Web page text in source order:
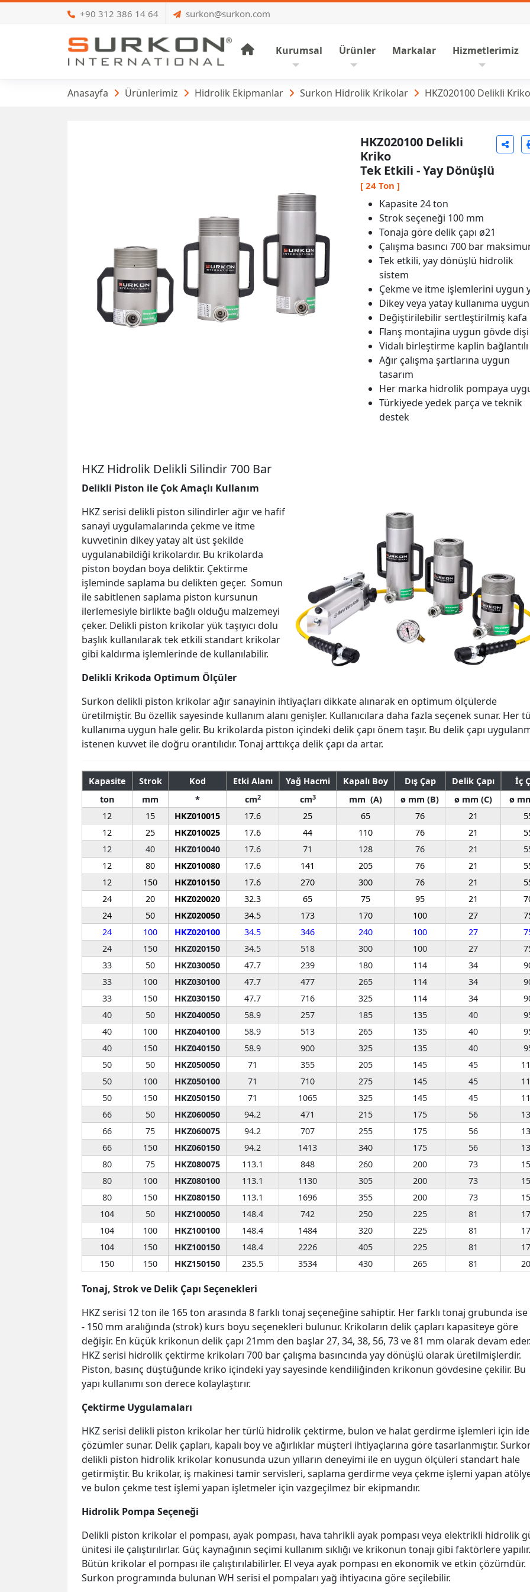
+90 312 386 14 64 surkon@surkon.com
Anasayfa
Kurumsal Ürünler Markalar Hizmetlerimiz
Surkon Hidrolik Krikolar
Anasayfa Ürünlerimiz Hidrolik Ekipmanlar Surkon Hidrolik Krikolar HKZ020100 Delikli
HKZ020100 Delikli
Kriko
Tek Etkili - Yay Dönüşlü
[ 24 Ton ]
Kapasite 24 ton
Strok seçeneği 100 mm
Tonaja göre delik çapı ø21
Çalışma basıncı 700 bar
Tek etkili, yay dönüşlü hidrolik
sistem
Çekme ve itme işlemlerini uygun
Dikey veya yatay kullanıma uygun
Değiştirilebilir sertleştirilmiş kafa
Flanş montajina uygun gövde dişi
Vidalı birleştirme kaplin bağlantılı
Ağır çalışma şartlarına uygun
tasarım
Her marka hidrolik pompaya
Türkiyede yedek parça ve teknik
destek
HKZ Hidrolik Delikli Silindir 700 Bar
Delikli Piston ile Çok Amaçlı Kullanım
HKZ serisi delikli piston silindirler ağır ve hafif
sanayi uygulamalarında çekme ve itme
kuvvetinin dikey yatay alt üst şekilde
uygulanabildiği krikolardır. Bu krikolarda
piston boydan boya deliktir. Çektirme
işleminde saplama bu delikten geçer. Somun
ile sabitlenen saplama piston kursunun
ilerlemesiyle birlikte bağlı olduğu malzemeyi
çeker. Delikli piston krikolar yük taşıyıcı dolu
başlık kullanılarak tek etkili standart krikolar
gibi kaldırma işlemlerinde de kullanılabilir.
Delikli Krikoda Optimum Ölçüler
Surkon delikli piston krikolar ağır sanayinin ihtiyaçları dikkate alınarak en optimum ölçülerde
üretilmiştir. Bu özellik sayesinde kullanım alanı genişler. Kullanıcılara daha fazla seçenek sunar. Her
kullanıma uygun hale gelir. Bu krikolarda piston içindeki delik çapı önem taşır. Bu delik çapı
istenen kuvvet ile doğru orantılıdır. Tonaj arttıkça delik çapı da artar.
Kapasite Strok Kod Etki Alanı Yağ Hacmi Kapalı Boy Dış Çap Delik Çapı İç
ton
mm * cm2 cm3 mm (A) ø mm (B) ø mm (C) ø
12
15 HKZ010015 17.6 25 65 76 21
12
25 HKZ010025 17.6 44 110 76 21
12
40 HKZ010040 17.6 71 128 76 21
12
80 HKZ010080 17.6 141 205 76 21
12
150 HKZ010150 17.6 270 300 76 21
24
20 HKZ020020 32.3 65 75 95 21
24
50 HKZ020050 34.5 173 170 100 27
24
100 HKZ020100 34.5 346 240 100 27
24
150 HKZ020150 34.5 518 300 100 27
33
50 HKZ030050 47.7 239 180 114 34
33
100 HKZ030100 47.7 477 265 114 34
33
150 HKZ030150 47.7 716 325 114 34
40
50 HKZ040050 58.9 257 185 135 40
40
100 HKZ040100 58.9 513 265 135 40
40
150 HKZ040150 58.9 900 325 135 40
50
50 HKZ050050 71 355 205 145 45
50
100 HKZ050100 71 710 275 145 45
50
150 HKZ050150 71 1065 325 145 45
66
50 HKZ060050 94.2 471 215 175 56
66
75 HKZ060075 94.2 707 255 175 56
66
150 HKZ060150 94.2 1413 340 175 56
80
75 HKZ080075 113.1 848 260 200 73
80
100 HKZ080100 113.1 1130 305 200 73
80
150 HKZ080150 113.1 1696 355 200 73
104
50 HKZ100050 148.4 742 250 225 81
104
100 HKZ100100 148.4 1484 320 225 81
104
150 HKZ100150 148.4 2226 405 225 81
150
150 HKZ150150 235.5 3534 430 265 81
Tonaj, Strok ve Delik Çapı Seçenekleri
HKZ serisi 12 ton ile 165 ton arasında 8 farklı tonaj seçeneğine sahiptir. Her farklı tonaj grubunda ise
- 150 mm aralığında (strok) kurs boyu seçenekleri bulunur. Krikoların delik çapları kapasiteye göre
değişir. En küçük krikonun delik çapı 21mm den başlar 27, 34, 38, 56, 73 ve 81 mm olarak devam eder.
HKZ serisi hidrolik çektirme krikoları 700 bar çalışma basıncında yay dönüşlü olarak üretilmişlerdir.
Piston, basınç düştüğünde kriko içindeki yay sayesinde kendiliğinden krikonun gövdesine çekilir. Bu
yapı kullanımı son derece kolaylaştırır.
Çektirme Uygulamaları
HKZ serisi delikli piston krikolar her türlü hidrolik çektirme, bulon ve halat gerdirme işlemleri için
çözümler sunar. Delik çapları, kapalı boy ve ağırlıklar müşteri ihtiyaçlarına göre tasarlanmıştır.
delikli piston hidrolik krikolar konusunda uzun yılların deneyimi ile en uygun ölçüleri standart hale
getirmiştir. Bu krikolar, iş makinesi tamir servisleri, saplama gerdirme veya çekme işlemi yapan
ve bulon çekme test işlemi yapan işletmeler için vazgeçilmez bir ekipmandır.
Hidrolik Pompa Seçeneği
Delikli piston krikolar el pompası, ayak pompası, hava tahrikli ayak pompası veya elektrikli hidrolik
ünitesi ile çalıştırılırlar. Güç kaynağının seçimi kullanım sıklığı ve krikonun tonajı gibi faktörlere yapılır.
Bütün krikolar el pompası ile çalıştırılabilirler. El veya ayak pompası en ekonomik ve etkin çözümdür.
Surkon programında bulunan WH serisi el pompaları yağ ihtiyacına göre seçilebilir.